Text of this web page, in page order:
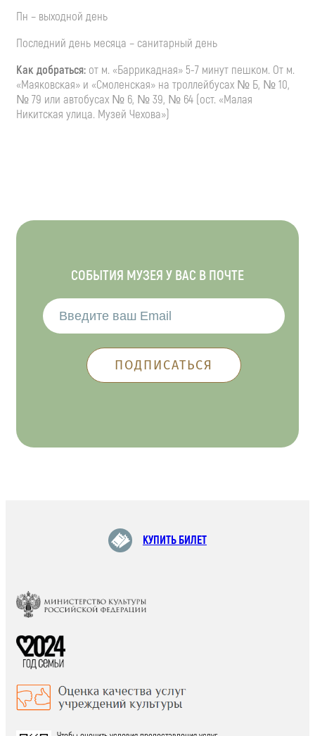
Пн – выходной день
Последний день месяца – санитарный день
Как добраться: от м. «Баррикадная» 5-7 минут пешком. От м.
«Маяковская» и «Смоленская» на троллейбусах № Б, № 10,
№ 79 или автобусах № 6, № 39, № 64 (ост. «Малая
Никитская улица. Музей Чехова»)
СОБЫТИЯ МУЗЕЯ У ВАС В ПОЧТЕ
КУПИТЬ БИЛЕТ